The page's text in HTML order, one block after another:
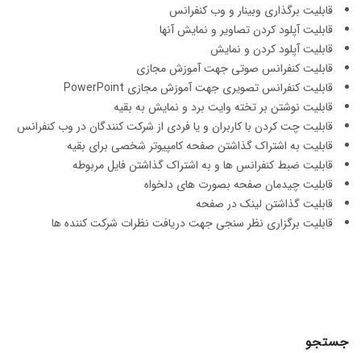
قابلیت برگذاری وبینار و وب کنفرانس
قابلیت آپلود کردن تصاویر و نمایش آنها
قابلیت آپلود کردن و نمایش
قابلیت کنفرانس صوتی جهت آموزش مجازی
قابلیت کنفرانس تصویری جهت آموزش مجازی PowerPoint
قابلیت نوشتن بر تخته وایت برد و نمایش به بقیه
قابلیت چت کردن با کاربران و یا فردی از شرکت کنندگان در وب کنفرانس
قابلیت به اشتراک گذاشتن صفحه کامپیوتر شخصی برای بقیه
قابلیت ضبط کنفرانس ها و به اشتراک گذاشتن فایل مربوطه
قابلیت چیدمان صفحه بصورت های دلخواه
قابلیت گذاشتن لینک در صفحه
قابلیت برگزاری نظر سنجی جهت دریافت نظرات شرکت کننده ها
جستجو